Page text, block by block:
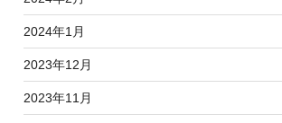
2024年1月
2023年12月
2023年11月